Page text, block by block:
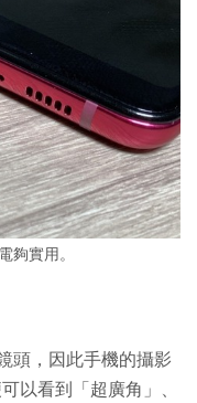
夠實用。
頭，因此手機的攝影
以看到「超廣角」、